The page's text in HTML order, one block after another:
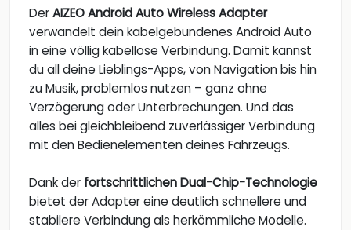
DerAIZEO Android Auto Wireless Adapter
verwandelt dein kabelgebundenes Android Auto
in eine völlig kabellose Verbindung. Damit kannst
du all deine Lieblings-Apps, von Navigation bis hin
zu Musik, problemlos nutzen – ganz ohne
Verzögerung oder Unterbrechungen. Und das
alles bei gleichbleibend zuverlässiger Verbindung
mit den Bedienelementen deines Fahrzeugs.
Dank der fortschrittlichen Dual-Chip-Technologie
bietet der Adapter eine deutlich schnellere und
stabilere Verbindung als herkömmliche Modelle.